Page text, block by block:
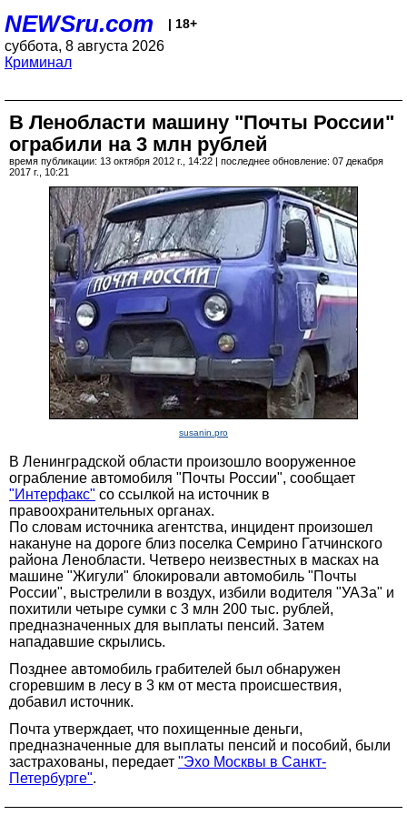
NEWSru.com | 18+
суббота, 8 августа 2026
Криминал
В Ленобласти машину "Почты России"
ограбили на 3 млн рублей
время публикации: 13 октября 2012 г., 14:22 | последнее обновление: 07 декабря
2017 г., 10:21
susanin.pro
В Ленинградской области произошло вооруженное
ограбление автомобиля "Почты России", сообщает
"Интерфакс" со ссылкой на источник в
правоохранительных органах.
По словам источника агентства, инцидент произошел
накануне на дороге близ поселка Семрино Гатчинского
района Ленобласти. Четверо неизвестных в масках на
машине "Жигули" блокировали автомобиль "Почты
России", выстрелили в воздух, избили водителя "УАЗа" и
похитили четыре сумки с 3 млн 200 тыс. рублей,
предназначенных для выплаты пенсий. Затем
нападавшие скрылись.
Позднее автомобиль грабителей был обнаружен
сгоревшим в лесу в 3 км от места происшествия,
добавил источник.
Почта утверждает, что похищенные деньги,
предназначенные для выплаты пенсий и пособий, были
застрахованы, передает "Эхо Москвы в Санкт-
Петербурге".